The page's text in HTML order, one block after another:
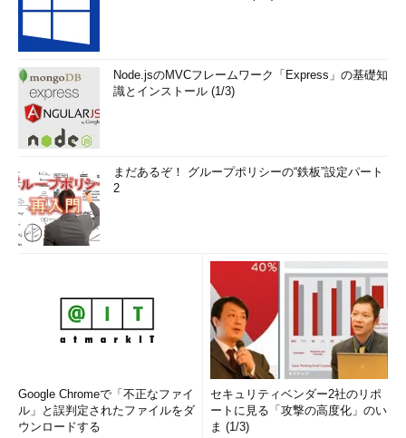
Node.jsのMVCフレームワーク「Express」の基礎知
識とインストール (1/3)
まだあるぞ！ グループポリシーの“鉄板”設定パート
2
Google Chromeで「不正なファイ
ル」と誤判定されたファイルをダ
ウンロードする
セキュリティベンダー2社のリポ
ートに見る「攻撃の高度化」のい
ま (1/3)